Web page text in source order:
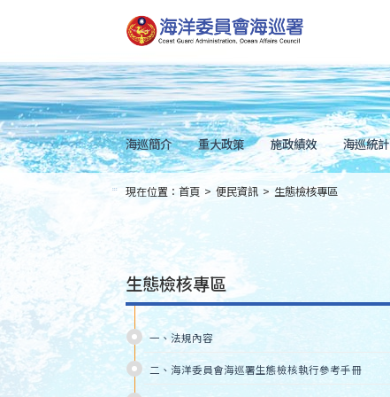
到
主
內
容
Skip
to
main
content
海巡簡介 重大政策 施政績效 海巡統計
::: 現在位置： 首頁 > 便民資訊 > 生態檢核專區
生態檢核專區
一、法規內容
二、海洋委員會海巡署生態檢核執行參考手冊